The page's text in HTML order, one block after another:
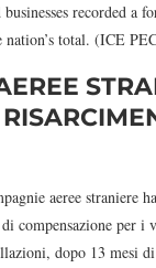
recorded
total. (ICE
aeree straniere
di compensazione
dopo 13 mesi